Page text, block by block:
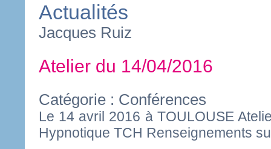
Actualités
Jacques Ruiz
Atelier du 14/04/2016
Catégorie : Conférences
Le 14 avril 2016 à TOULOUSE
Hypnotique TCH Renseignements